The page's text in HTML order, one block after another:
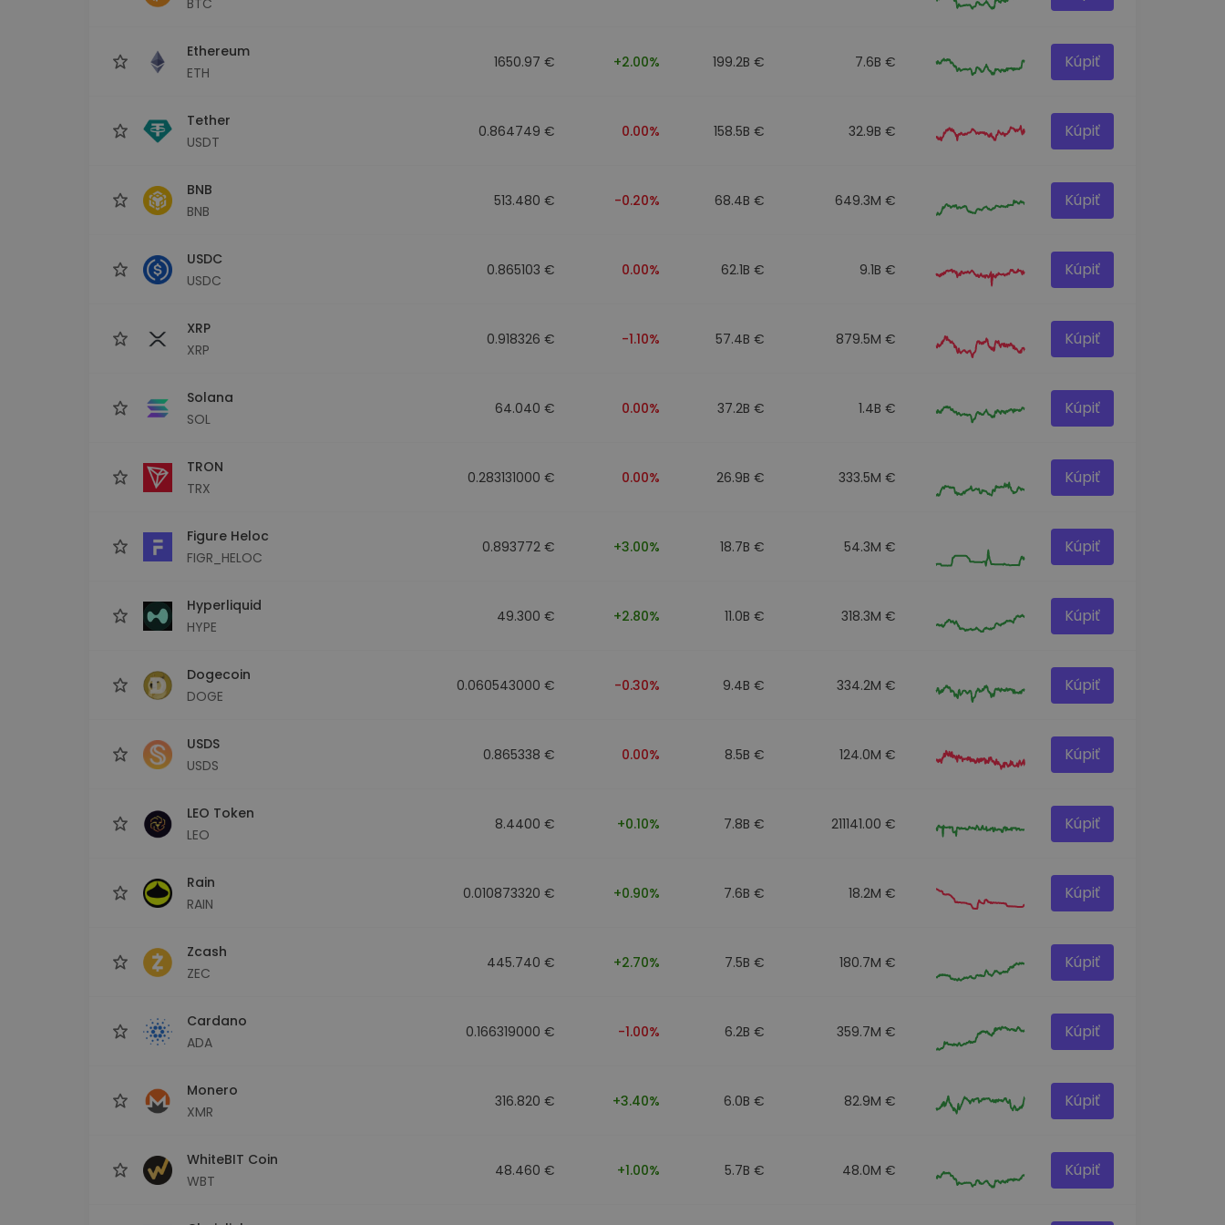
Ethereum
ETH
1650.97 € +2.00% 199.2B € 7.6B € Kúpiť
Tether
USDT
0.864749 € 0.00% 158.5B € 32.9B € Kúpiť
BNB
BNB
513.480 € -0.20% 68.4B € 649.3M € Kúpiť
USDC
USDC
0.865103 € 0.00% 62.1B € 9.1B € Kúpiť
XRP
XRP
0.918326 € -1.10% 57.4B € 879.5M € Kúpiť
Solana
SOL
64.040 € 0.00% 37.2B € 1.4B € Kúpiť
TRON
TRX
0.283131000 € 0.00% 26.9B € 333.5M € Kúpiť
Figure Heloc
FIGR_HELOC
0.893772 € +3.00% 18.7B € 54.3M € Kúpiť
Hyperliquid
HYPE
49.300 € +2.80% 11.0B € 318.3M € Kúpiť
Dogecoin
DOGE
0.060543000 € -0.30% 9.4B € 334.2M € Kúpiť
USDS
USDS
0.865338 € 0.00% 8.5B € 124.0M € Kúpiť
LEO Token
LEO
8.4400 € +0.10% 7.8B € 211141.00 € Kúpiť
Rain
RAIN
0.010873320 € +0.90% 7.6B € 18.2M € Kúpiť
Zcash
ZEC
445.740 € +2.70% 7.5B € 180.7M € Kúpiť
Cardano
ADA
0.166319000 € -1.00% 6.2B € 359.7M € Kúpiť
Monero
XMR
316.820 € +3.40% 6.0B € 82.9M € Kúpiť
WhiteBIT Coin
WBT
48.460 € +1.00% 5.7B € 48.0M € Kúpiť